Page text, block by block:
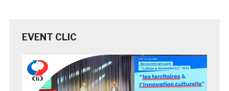
EVENT CLIC